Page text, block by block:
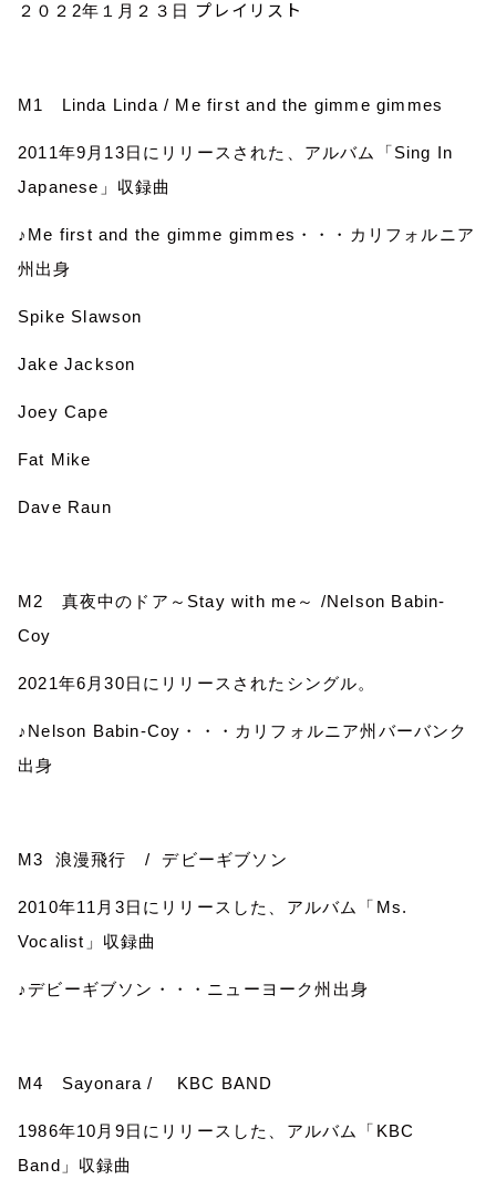
２０２ 2年１月２３日 プレイリスト
M1 Linda Linda / Me first and the gimme gimmes
2011年9 月 13日にリリースされた、アルバム「Sing In
Japanese 」収録曲
♪ Me first and the gimme gimmes ・・・カリフォルニア
州出身
Spike Slawson
Jake Jackson
Joey Cape
Fat Mike
Dave Raun
M2 真夜中のドア～ Stay with me ～ /Nelson Babin-
Coy
2021年6 月30日にリリースされたシングル。
♪ Nelson Babin-Coy ・・・カリフォルニア州バーバンク
出身
M3 浪漫飛行 / デビーギブソン
2010年11 月 3日にリリースした、アルバム「 Ms.
Vocalist 」収録曲
♪デビーギブソン・・・ニューヨーク州出身
M4 Sayonara / KBC BAND
1986年10 月 9日にリリースした、アルバム「 KBC
Band 」収録曲